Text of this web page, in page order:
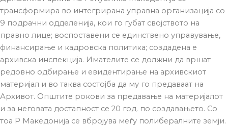
трансформира во интегрирана управна организација со
9 подрачни одделенија, кои го губат својството на
правно лице; воспоставени се единствено управување,
финансирање и кадровска политика; создадена е
архивска инспекција. Имателите се должни да вршат
редовно одбирање и евидентирање на архивскиот
материјал и во таква состојба да му го предаваат на
Архивот. Општите рокови за предавање на материјалот
и за неговата достапност се 20 год. по создавањето. Со
тоа Р Македонија се вбројува меѓу полибералните земји.